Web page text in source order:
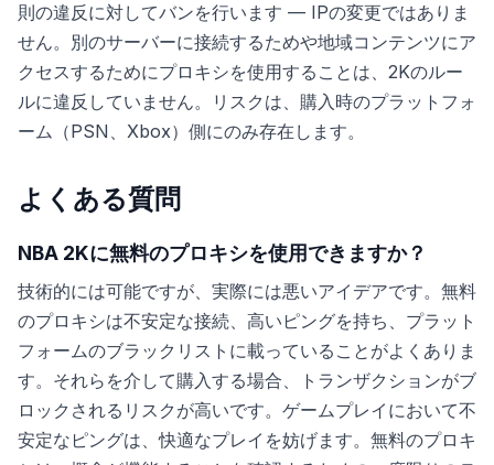
則の違反に対してバンを行います — IPの変更ではありま
せん。別のサーバーに接続するためや地域コンテンツにア
クセスするためにプロキシを使用することは、2Kのルー
ルに違反していません。リスクは、購入時のプラットフォ
ーム（PSN、Xbox）側にのみ存在します。
よくある質問
NBA 2Kに無料のプロキシを使用できますか？
技術的には可能ですが、実際には悪いアイデアです。無料
のプロキシは不安定な接続、高いピングを持ち、プラット
フォームのブラックリストに載っていることがよくありま
す。それらを介して購入する場合、トランザクションがブ
ロックされるリスクが高いです。ゲームプレイにおいて不
安定なピングは、快適なプレイを妨げます。無料のプロキ